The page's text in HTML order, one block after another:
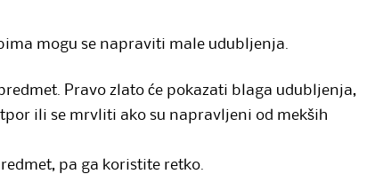
mogu se napraviti male udubljenja.
Pravo zlato će pokazati blaga udubljenja,
ili se mrvliti ako su napravljeni od mekših
pa ga koristite retko.